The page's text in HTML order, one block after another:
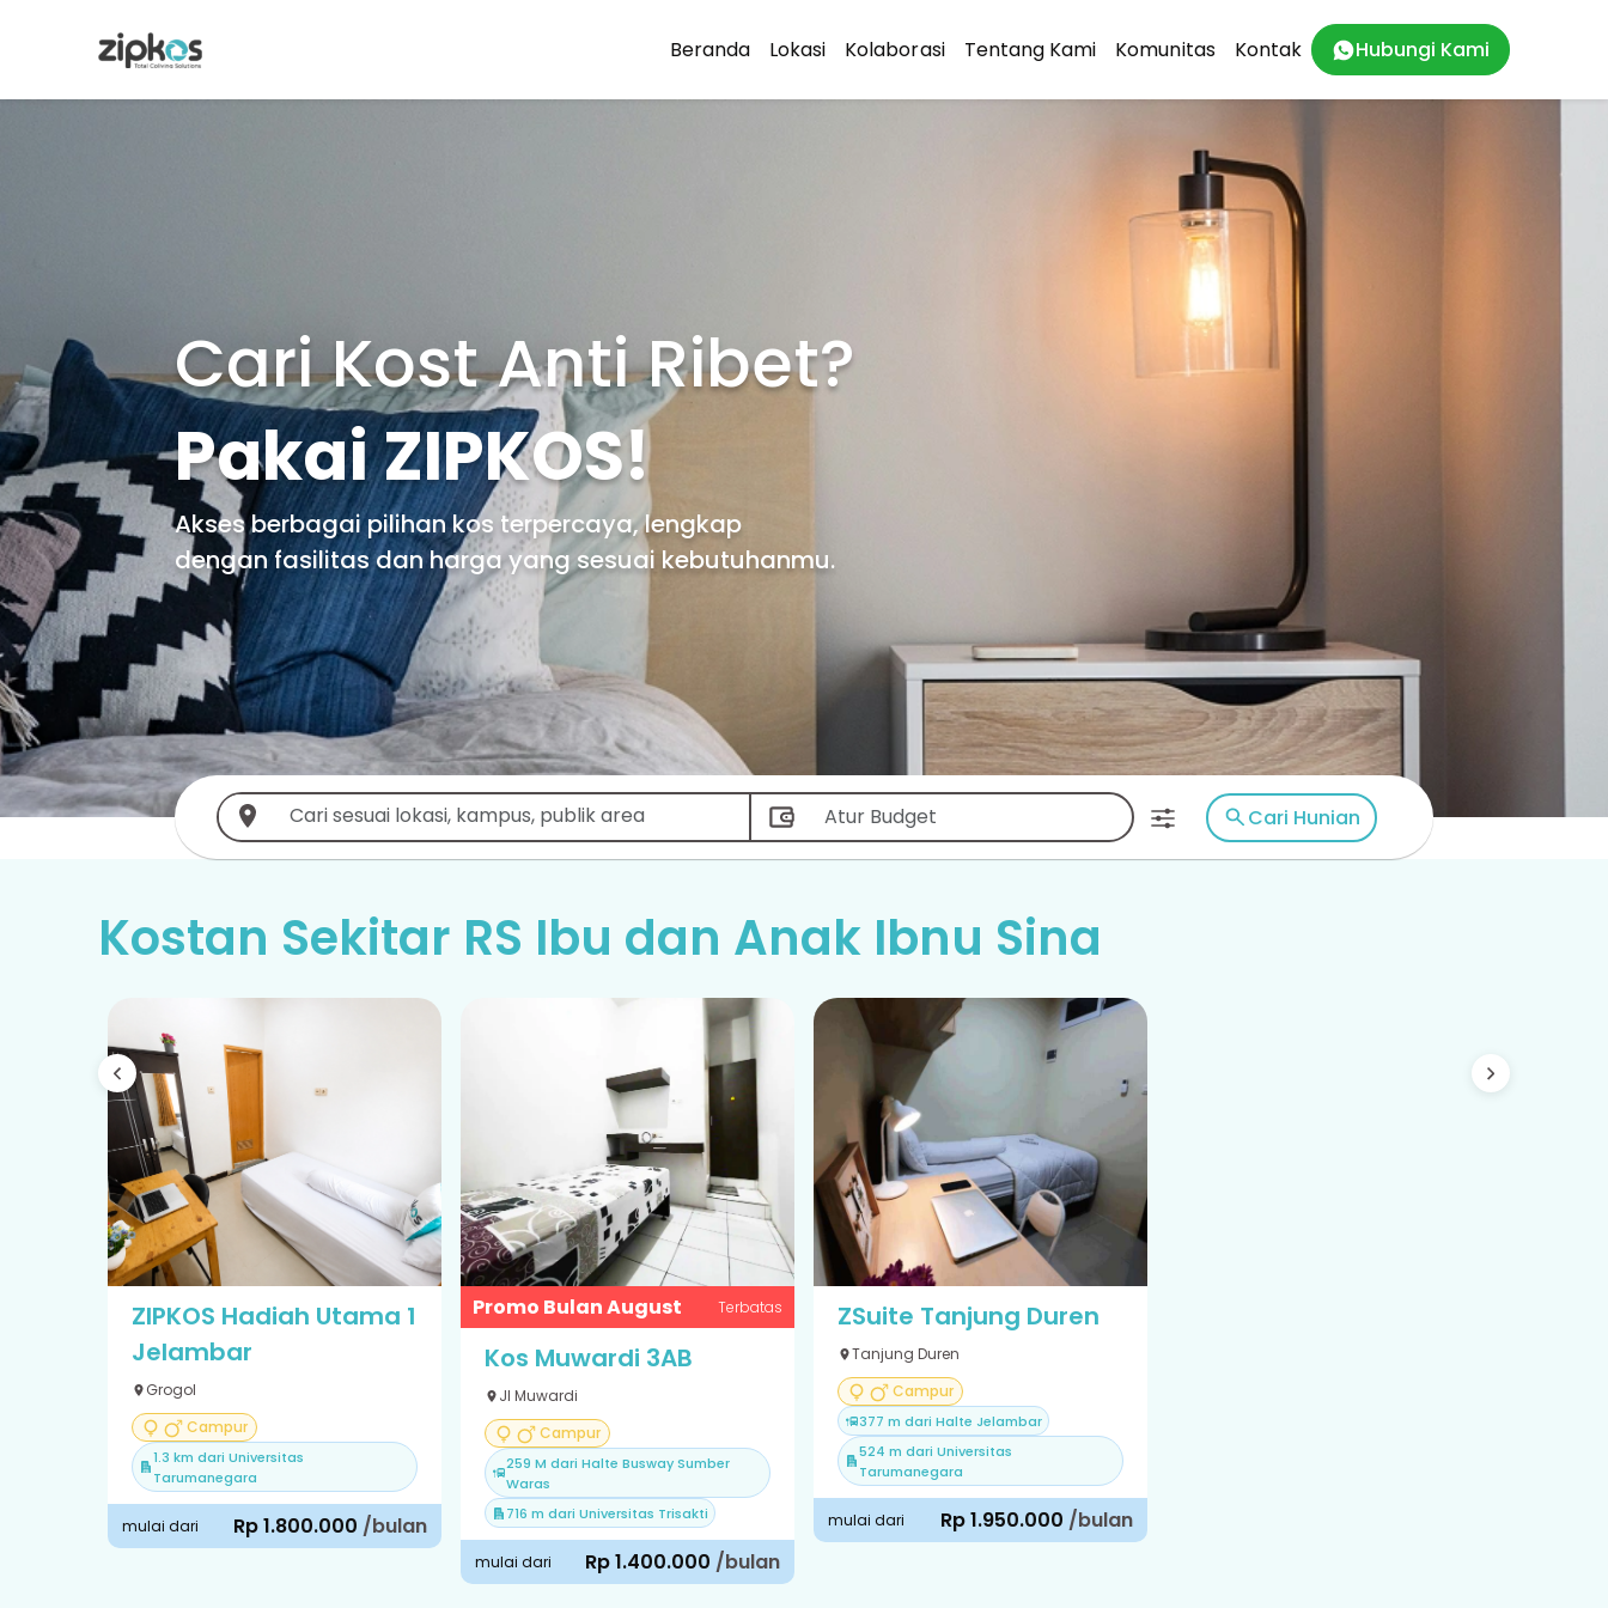
Beranda Lokasi Kolaborasi Tentang Kami Komunitas Kontak Hubungi Kami
Cari Kost Anti Ribet?
Pakai ZIPKOS!
Akses berbagai pilihan kos terpercaya, lengkap
dengan fasilitas dan harga yang sesuai kebutuhanmu.
Cari Hunian
Kostan Sekitar RS Ibu dan Anak Ibnu Sina
ZIPKOS Hadiah Utama 1
Jelambar
Grogol
Campur
1.3 km dari Universitas
Tarumanegara
mulai dari Rp 1.800.000 /bulan
Promo Bulan August Terbatas
Kos Muwardi 3AB
Jl Muwardi
Campur
259 M dari Halte Busway Sumber
Waras
716 m dari Universitas Trisakti
mulai dari Rp 1.400.000 /bulan
ZSuite Tanjung Duren
Tanjung Duren
Campur
377 m dari Halte Jelambar
524 m dari Universitas
Tarumanegara
mulai dari Rp 1.950.000 /bulan